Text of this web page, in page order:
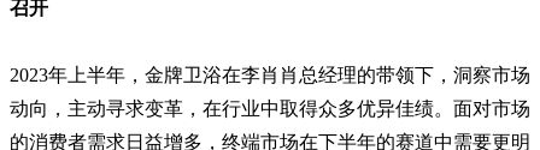
召开
2023年上半年，金牌卫浴在李肖肖总经理的带领下，洞察市场
动向，主动寻求变革，在行业中取得众多优异佳绩。面对市场
的消费者需求日益增多，终端市场在下半年的赛道中需要更明